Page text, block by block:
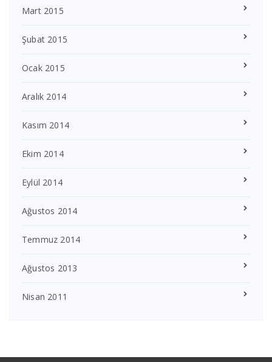
Mart 2015
Şubat 2015
Ocak 2015
Aralık 2014
Kasım 2014
Ekim 2014
Eylül 2014
Ağustos 2014
Temmuz 2014
Ağustos 2013
Nisan 2011